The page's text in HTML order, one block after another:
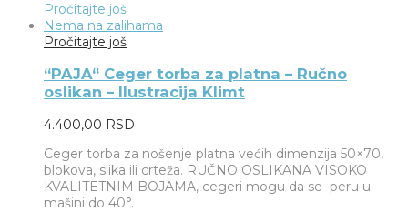
Pročitajte još
Nema na zalihama
Pročitajte još
“PAJA“ Ceger torba za platna – Ručno
oslikan – Ilustracija Klimt
4.400,00 RSD
Ceger torba za nošenje platna većih dimenzija 50×70,
blokova, slika ili crteža. RUČNO OSLIKANA VISOKO
KVALITETNIM BOJAMA, cegeri mogu da se peru u
mašini do 40°.